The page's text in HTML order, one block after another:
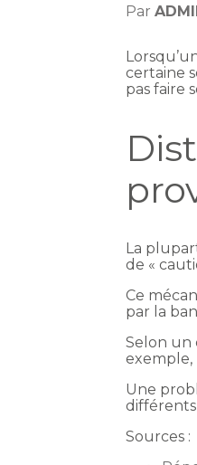
Par
certaine
pas faire
La
de «
Ce
par la
Selon un
exemple,
Une
différents
Sources :